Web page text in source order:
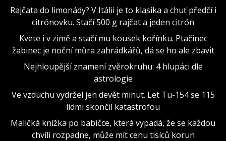
Rajčata do limonády? V Itálii je to klasika a chuť předčí i
citrónovku. Stačí 500 g rajčat a jeden citrón
Kvete i v zimě a stačí mu kousek kořínku. Ptačinec
žabinec je noční můra zahrádkářů, dá se ho ale zbavit
Nejhloupější znamení zvěrokruhu: 4 hlupáci dle
astrologie
Ve vzduchu vydržel jen devět minut. Let Tu-154 se 115
lidmi skončil katastrofou
Maličká knížka po babičce, která vypadá, že se každou
chvíli rozpadne, může mít cenu tisíců korun